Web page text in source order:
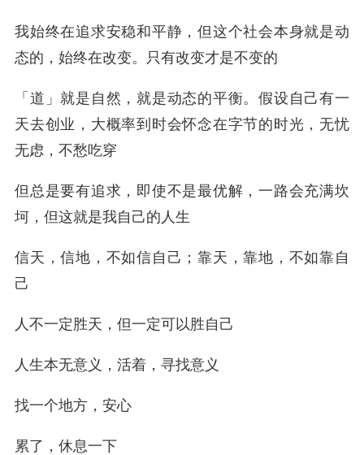
我始终在追求安稳和平静，但这个社会本身就是动
态的，始终在改变。只有改变才是不变的
「道」就是自然，就是动态的平衡。假设自己有一
天去创业，大概率到时会怀念在字节的时光，无忧
无虑，不愁吃穿
但总是要有追求，即使不是最优解，一路会充满坎
坷，但这就是我自己的人生
信天，信地，不如信自己；靠天，靠地，不如靠自
己
人不一定胜天，但一定可以胜自己
人生本无意义，活着，寻找意义
找一个地方，安心
累了，休息一下